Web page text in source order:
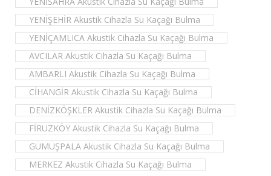
YENİŞEHİR Akustik Cihazla Su Kaçağı Bulma
YENİÇAMLICA Akustik Cihazla Su Kaçağı Bulma
AVCILAR Akustik Cihazla Su Kaçağı Bulma
AMBARLI Akustik Cihazla Su Kaçağı Bulma
CİHANGİR Akustik Cihazla Su Kaçağı Bulma
DENİZKÖŞKLER Akustik Cihazla Su Kaçağı Bulma
FİRUZKÖY Akustik Cihazla Su Kaçağı Bulma
GÜMÜŞPALA Akustik Cihazla Su Kaçağı Bulma
MERKEZ Akustik Cihazla Su Kaçağı Bulma